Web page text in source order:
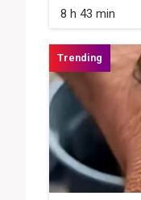
8 h 43 min